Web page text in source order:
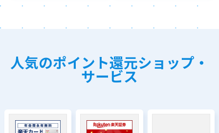
人気のポイント還元ショップ・
サービス